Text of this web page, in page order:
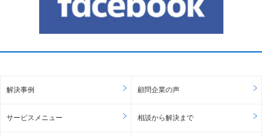
解決事例 顧問企業の声
サービスメニュー 相談から解決まで